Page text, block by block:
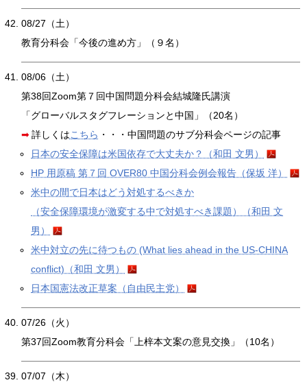
08/27（⼟）
教育分科会「今後の進め⽅」（９名）
08/06（土）
第38回Zoom第７回中国問題分科会結城隆氏講演
「グローバルスタグフレーションと中国」（20名）
詳しくはこちら ・・・中国問題のサブ分科会ページの記事
日本の安全保障は米国依存で大丈夫か？（和田 文男）
HP 用原稿 第７回 OVER80 中国分科会例会報告（保坂 洋）
米中の間で日本はどう対処するべきか
（安全保障環境が激変する中で対処すべき課題）（和田 文
男）
米中対立の先に待つもの (What lies ahead in the US-CHINA
conflict)（和田 文男）
日本国憲法改正草案（自由民主党）
07/26（火）
第37回Zoom教育分科会「上梓本文案の意見交換」（10名）
07/07（木）